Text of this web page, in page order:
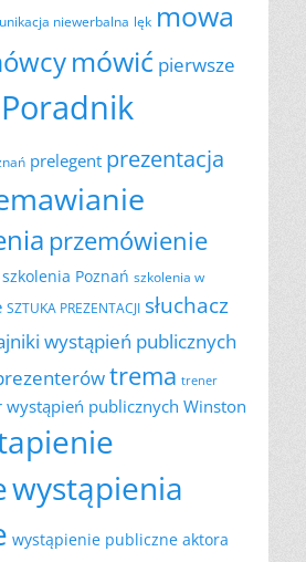
niewerbalna lęk mowa
mówić pierwsze
Poradnik
prelegent prezentacja
przemówienie
szkolenia Poznań szkolenia w
SZTUKA PREZENTACJI słuchacz
wystąpień publicznych
trema trener
wystąpień publicznych Winston
wystąpienia
wystąpienie publiczne aktora